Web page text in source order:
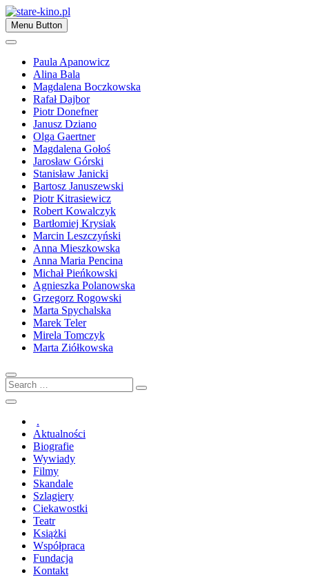
Skip
to
content
stare-kino.pl
Zapraszamy
Menu Button
Paula Apanowicz
Alina Bala
Magdalena Boczkowska
Rafał Dajbor
Piotr Donefner
Janusz Dziano
Olga Gaertner
Magdalena Gołoś
Jarosław Górski
Stanisław Janicki
Bartosz Januszewski
Piotr Kitrasiewicz
Robert Kowalczyk
Bartłomiej Krysiak
Marcin Leszczyński
Anna Mieszkowska
Anna Maria Pencina
Michał Pieńkowski
Agnieszka Polanowska
Grzegorz Rogowski
Marta Spychalska
Marek Teler
Mirela Tomczyk
Marta Ziółkowska
Search
…
.
Aktualności
Biografie
Wywiady
Filmy
Skandale
Szlagiery
Ciekawostki
Teatr
Książki
Współpraca
Fundacja
Kontakt